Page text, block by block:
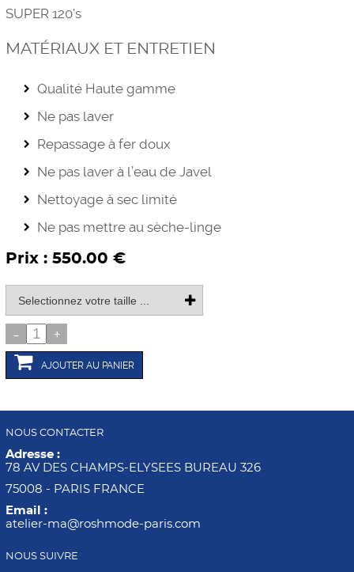
SUPER 120's
MATÉRIAUX ET ENTRETIEN
Qualité Haute gamme
Ne pas laver
Repassage à fer doux
Ne pas laver à l’eau de Javel
Nettoyage à sec limité
Ne pas mettre au sèche-linge
Prix : 550.00 €
- +
AJOUTER AU PANIER
NOUS CONTACTER
Adresse :
78 AV DES CHAMPS-ELYSEES BUREAU 326
75008 - PARIS FRANCE
Email :
atelier-ma@roshmode-paris.com
NOUS SUIVRE